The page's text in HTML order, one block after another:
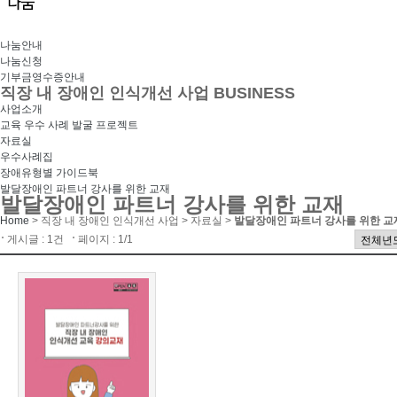
나눔안내
나눔신청
기부금영수증안내
직장 내 장애인 인식개선 사업 BUSINESS
사업소개
교육 우수 사례 발굴 프로젝트
자료실
우수사례집
장애유형별 가이드북
발달장애인 파트너 강사를 위한 교재
발달장애인 파트너 강사를 위한 교재
Home > 직장 내 장애인 인식개선 사업 > 자료실 > 발달장애인 파트너 강사를 위한 교
게시글 : 1건
페이지 : 1/1